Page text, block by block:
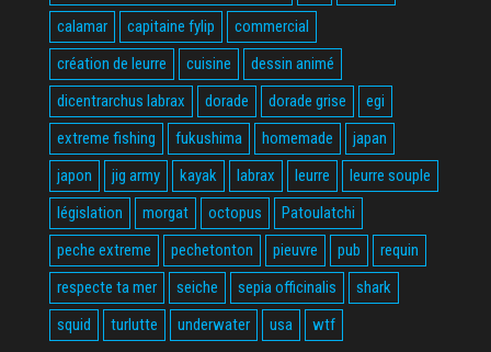
calamar
capitaine fylip
commercial
création de leurre
cuisine
dessin animé
dicentrarchus labrax
dorade dorade grise
egi
extreme fishing
fukushima homemade
japan
japon
jig army kayak labrax leurre
leurre souple
législation
morgat octopus
Patoulatchi
peche extreme
pechetonton pieuvre pub
requin
respecte ta mer
seiche sepia officinalis
shark
squid
turlutte underwater usa wtf